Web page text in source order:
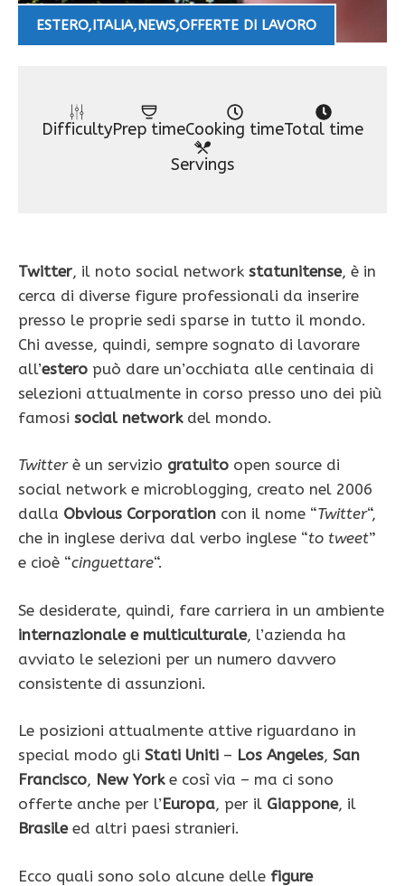
ESTERO,ITALIA,NEWS,OFFERTE DI LAVORO
DifficultyPrep timeCooking timeTotal time
Servings
Twitter, il noto social network statunitense, è in
cerca di diverse figure professionali da inserire
presso le proprie sedi sparse in tutto il mondo.
Chi avesse, quindi, sempre sognato di lavorare
all’estero può dare un’occhiata alle centinaia di
selezioni attualmente in corso presso uno dei più
famosi social networkdel mondo.
Twitterè un servizio gratuito open source di
social network e microblogging, creato nel 2006
dalla Obvious Corporation con il nome “Twitter“,
che in inglese deriva dal verbo inglese “to tweet”
e cioè “cinguettare“.
Se desiderate, quindi, fare carriera in un ambiente
internazionale e multiculturale, l’azienda ha
avviato le selezioni per un numero davvero
consistente di assunzioni.
Le posizioni attualmente attive riguardano in
special modo gli Stati Uniti – Los Angeles, San
Francisco, New Yorke così via – ma ci sono
offerte anche per l’Europa, per il Giappone, il
Brasileed altri paesi stranieri.
Ecco quali sono solo alcune delle figure